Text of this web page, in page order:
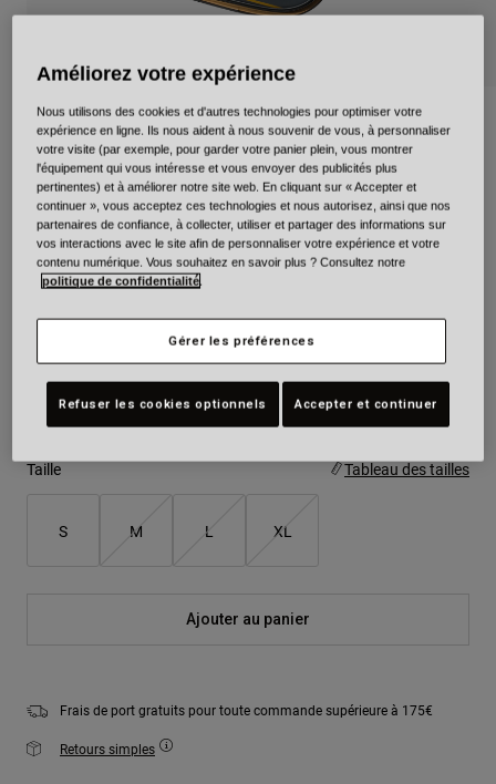
Custom 500
Article n°34163
Price reduced from
219,99 € to 153,99 € 30% OFF
Couleur -Noir/Or
sélectionné
Taille Tableau des tailles
S M L XL
Ajouter au panier
Frais de port gratuits pour toute commande supérieure à 175€
Retours simples
Améliorez votre expérience
Nous utilisons des cookies et d'autres technologies pour optimiser votre
expérience en ligne. Ils nous aident à nous souvenir de vous, à personnaliser
votre visite (par exemple, pour garder votre panier plein, vous montrer
l'équipement qui vous intéresse et vous envoyer des publicités plus
pertinentes) et à améliorer notre site web. En cliquant sur « Accepter et
continuer », vous acceptez ces technologies et nous autorisez, ainsi que nos
partenaires de confiance, à collecter, utiliser et partager des informations sur
vos interactions avec le site afin de personnaliser votre expérience et votre
contenu numérique. Vous souhaitez en savoir plus ? Consultez notre
politique de confidentialité.
Gérer les préférences
Refuser les cookies optionnels Accepter et continuer